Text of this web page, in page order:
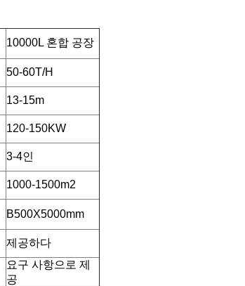
10000L 혼합 공장
50-60T/H
13-15m
120-150KW
3-4인
1000-1500m2
B500X5000mm
제공하다
요구 사항으로 제
공